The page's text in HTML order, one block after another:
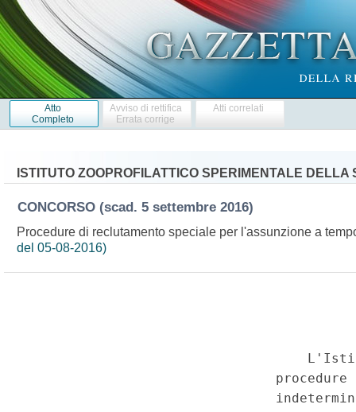
Atto
Completo
Avviso di rettifica
Errata corrige
Atti correlati
ISTITUTO ZOOPROFILATTICO SPERIMENTALE DELLA
CONCORSO (scad. 5 settembre 2016)
Procedure di reclutamento speciale per l'assunzione a
del 05-08-2016)